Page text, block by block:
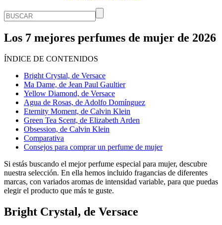
Los 7 mejores perfumes de mujer de 2026
ÍNDICE DE CONTENIDOS
Bright Crystal, de Versace
Ma Dame, de Jean Paul Gaultier
Yellow Diamond, de Versace
Agua de Rosas, de Adolfo Domínguez
Eternity Moment, de Calvin Klein
Green Tea Scent, de Elizabeth Arden
Obsession, de Calvin Klein
Comparativa
Consejos para comprar un perfume de mujer
Si estás buscando el mejor perfume especial para mujer, descubre
nuestra selección. En ella hemos incluido fragancias de diferentes
marcas, con variados aromas de intensidad variable, para que puedas
elegir el producto que más te guste.
Bright Crystal, de Versace